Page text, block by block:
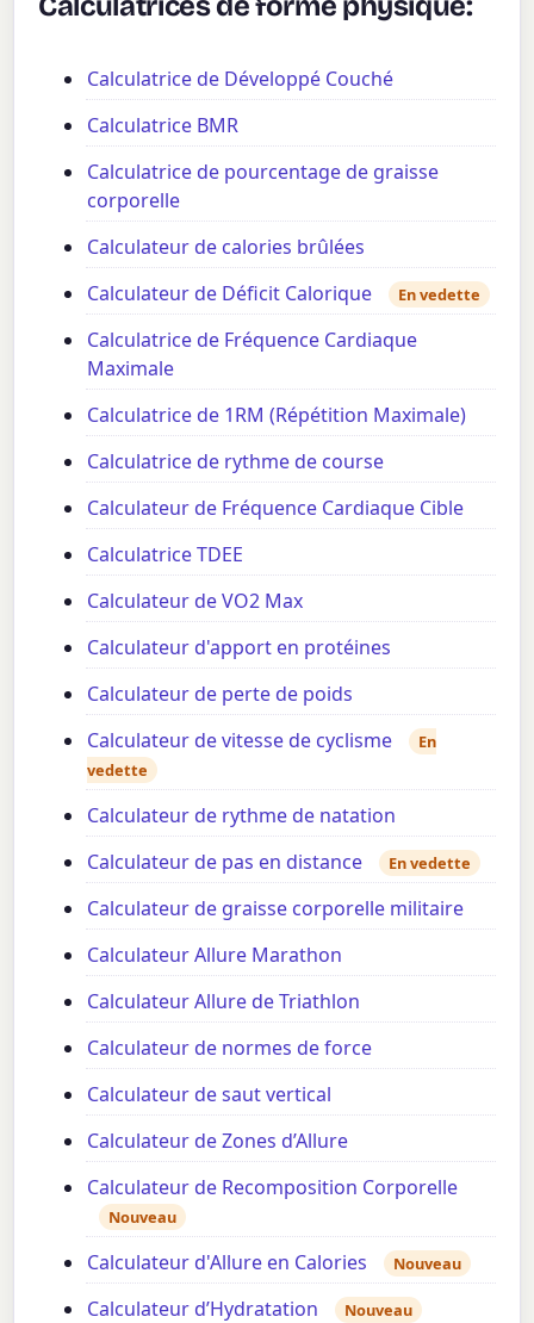
Calculatrice de Développé Couché
Calculatrice BMR
Calculatrice de pourcentage de graisse
corporelle
Calculateur de calories brûlées
Calculateur de Déficit Calorique
En vedette
Calculatrice de Fréquence Cardiaque
Maximale
Calculatrice de 1RM (Répétition Maximale)
Calculatrice de rythme de course
Calculateur de Fréquence Cardiaque Cible
Calculatrice TDEE
Calculateur de VO2 Max
Calculateur d'apport en protéines
Calculateur de perte de poids
Calculateur de vitesse de cyclisme
En
vedette
Calculateur de rythme de natation
Calculateur de pas en distance
En vedette
Calculateur de graisse corporelle militaire
Calculateur Allure Marathon
Calculateur Allure de Triathlon
Calculateur de normes de force
Calculateur de saut vertical
Calculateur de Zones d’Allure
Calculateur de Recomposition Corporelle
Nouveau
Calculateur d'Allure en Calories Nouveau
Calculateur d’Hydratation Nouveau